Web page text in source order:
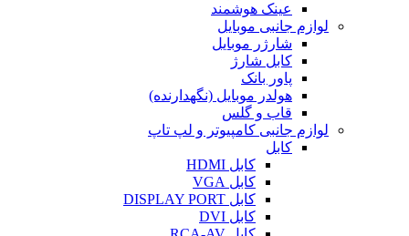
عینک هوشمند
لوازم جانبی موبایل
شارژر موبایل
کابل شارژ
پاور بانک
هولدر موبایل (نگهدارنده)
قاب و گلس
لوازم جانبی کامپیوتر و لپ تاپ
کابل
کابل HDMI
کابل VGA
کابل DISPLAY PORT
کابل DVI